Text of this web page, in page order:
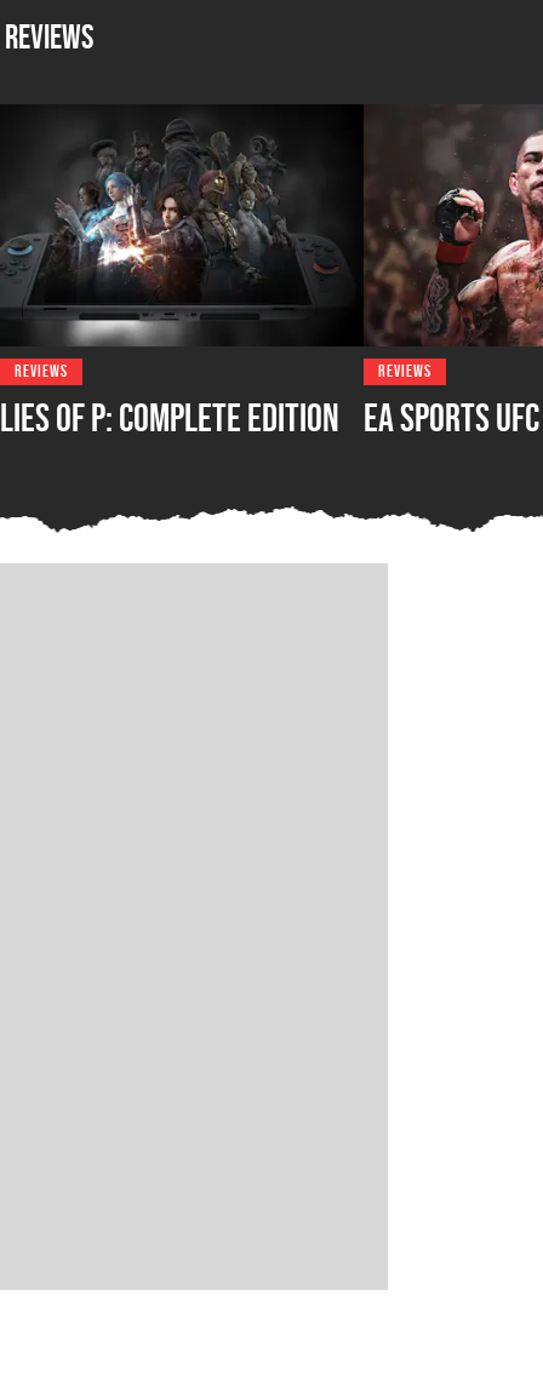
Reviews
REVIEWS
Lies of P: Complete Edition
REVIEWS
EA Sports